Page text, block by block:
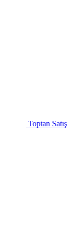
Toptan Satış